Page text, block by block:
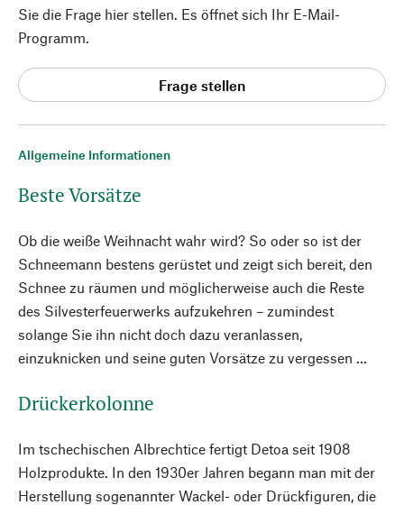
Allgemeine Informationen
Beste Vorsätze
Ob die weiße Weihnacht wahr wird? So oder so ist der
Schneemann bestens gerüstet und zeigt sich bereit, den
Schnee zu räumen und möglicherweise auch die Reste
des Silvesterfeuerwerks aufzukehren – zumindest
solange Sie ihn nicht doch dazu veranlassen,
einzuknicken und seine guten Vorsätze zu vergessen …
Drückerkolonne
Im tschechischen Albrechtice fertigt Detoa seit 1908
Holzprodukte. In den 1930er Jahren begann man mit der
Herstellung sogenannter Wackel- oder Drückfiguren, die
Sie die Frage hier stellen. Es öffnet sich Ihr E-Mail-
Programm.
Frage stellen